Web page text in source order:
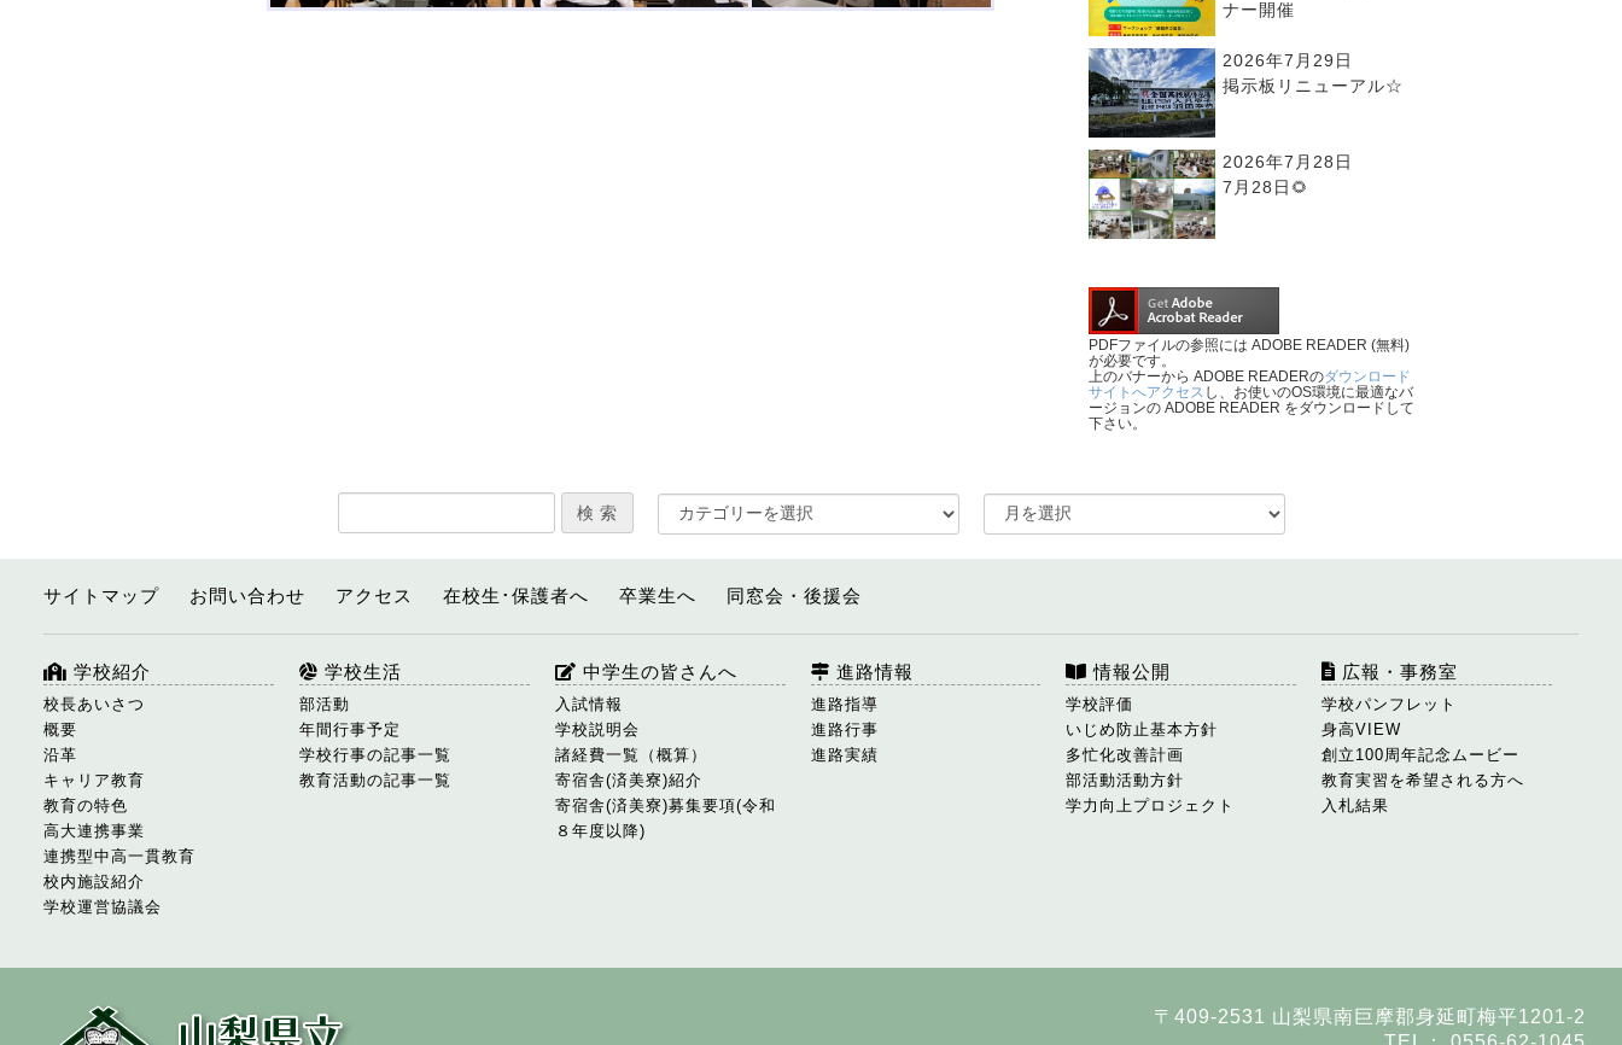
ナー開催
2026年7月29日
掲示板リニューアル☆
2026年7月28日
7月28日🌻
PDFファイルの参照には ADOBE READER (無料)
が必要です。
上のバナーから ADOBE READERのダウンロード
サイトへアクセス し、お使いのOS環境に最適なバ
ージョンの ADOBE READER をダウンロードして
下さい。
サイトマップ お問い合わせ アクセス 在校生･保護者へ 卒業生へ 同窓会・後援会
学校紹介
校長あいさつ
概要
沿革
キャリア教育
教育の特色
高大連携事業
連携型中高一貫教育
校内施設紹介
学校運営協議会
学校生活
部活動
年間行事予定
学校行事の記事一覧
教育活動の記事一覧
中学生の皆さんへ
入試情報
学校説明会
諸経費一覧（概算）
寄宿舎(済美寮)紹介
寄宿舎(済美寮)募集要項(令和
８年度以降)
進路情報
進路指導
進路行事
進路実績
情報公開
学校評価
いじめ防止基本方針
多忙化改善計画
部活動活動方針
学力向上プロジェクト
広報・事務室
学校パンフレット
身高VIEW
創立100周年記念ムービー
教育実習を希望される方へ
入札結果
〒409-2531 山梨県南巨摩郡身延町梅平1201-2